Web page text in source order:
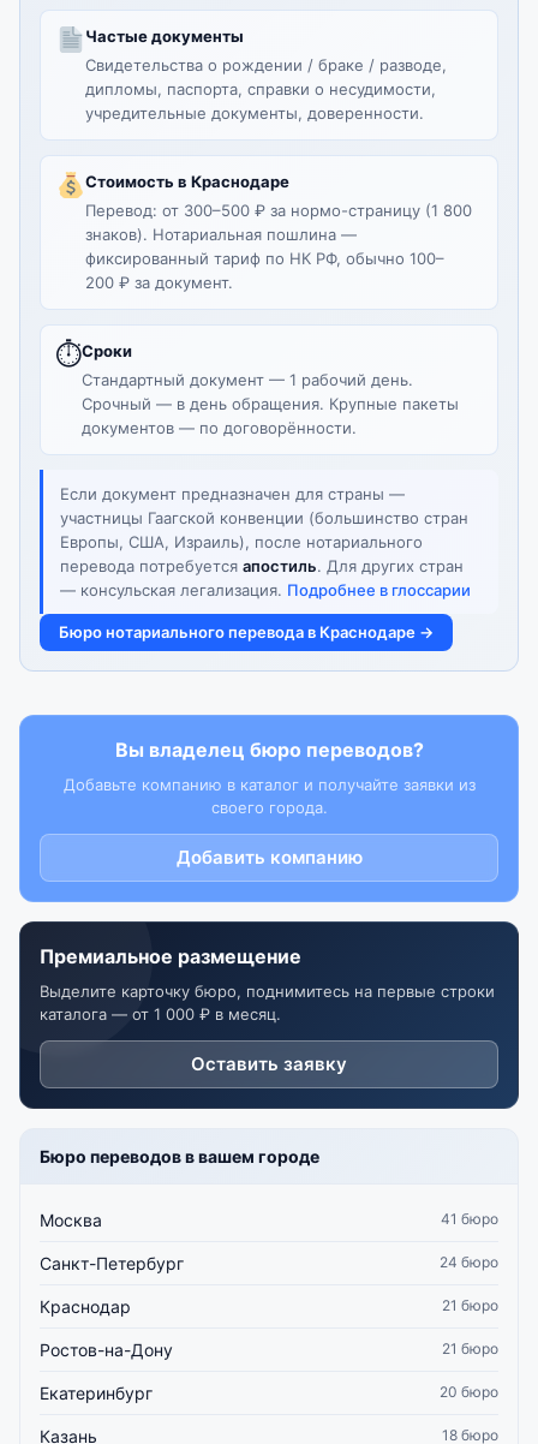
Частые документы
Свидетельства о рождении / браке / разводе,
дипломы, паспорта, справки о несудимости,
учредительные документы, доверенности.
Стоимость в Краснодаре
Перевод: от 300–500 ₽ за нормо-страницу (1 800
знаков). Нотариальная пошлина —
фиксированный тариф по НК РФ, обычно 100–
200 ₽ за документ.
⏱Сроки
Стандартный документ — 1 рабочий день.
Срочный — в день обращения. Крупные пакеты
документов — по договорённости.
Если документ предназначен для страны —
участницы Гаагской конвенции (большинство стран
Европы, США, Израиль), после нотариального
перевода потребуется апостиль. Для других стран
— консульская легализация. Подробнее в глоссарии
Бюро нотариального перевода в Краснодаре →
Вы владелец бюро переводов?
Добавьте компанию в каталог и получайте заявки из
своего города.
Добавить компанию
Премиальное размещение
Выделите карточку бюро, поднимитесь на первые строки
каталога — от 1 000 ₽ в месяц.
Оставить заявку
Бюро переводов в вашем городе
Москва 41 бюро
Санкт-Петербург 24 бюро
Краснодар 21 бюро
Ростов-на-Дону 21 бюро
Екатеринбург 20 бюро
Казань 18 бюро